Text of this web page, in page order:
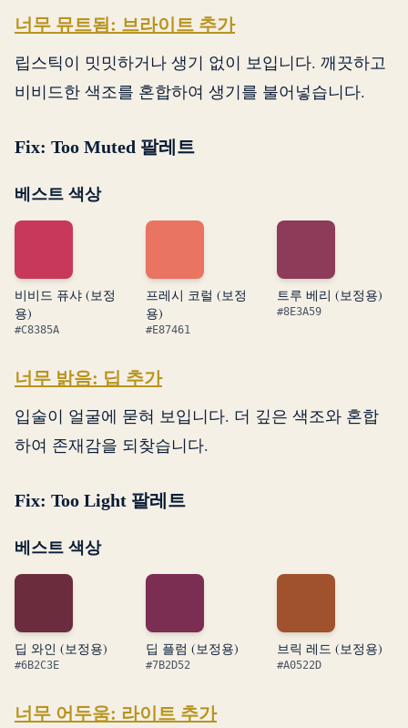
너무 뮤트됨: 브라이트 추가
립스틱이 밋밋하거나 생기 없이 보입니다. 깨끗하고
비비드한 색조를 혼합하여 생기를 불어넣습니다.
Fix: Too Muted 팔레트
베스트 색상
비비드 퓨샤 (보정
용)
#C8385A
프레시 코럴 (보정
용)
#E87461
트루 베리 (보정용)
#8E3A59
너무 밝음: 딥 추가
입술이 얼굴에 묻혀 보입니다. 더 깊은 색조와 혼합
하여 존재감을 되찾습니다.
Fix: Too Light 팔레트
베스트 색상
딥 와인 (보정용)
#6B2C3E
딥 플럼 (보정용)
#7B2D52
브릭 레드 (보정용)
#A0522D
너무 어두움: 라이트 추가